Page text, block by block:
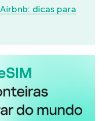
dicas para